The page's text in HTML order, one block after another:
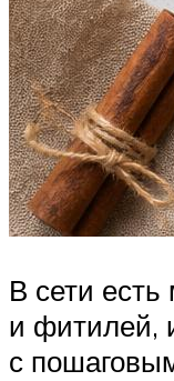
В сети
и фитилей,
с